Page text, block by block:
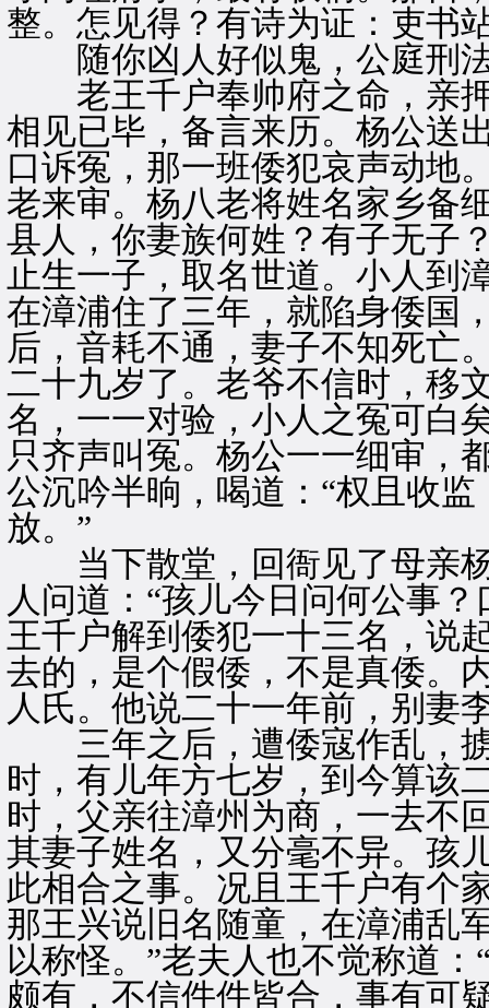
整。怎见得？有诗为证：吏书
随你凶人好似鬼，公庭刑
老王千户奉帅府之命，亲押
相见已毕，备言来历。杨公送
口诉冤，那一班倭犯哀声动地
老来审。杨八老将姓名家乡备
县人，你妻族何姓？有子无子
止生一子，取名世道。小人到
在漳浦住了三年，就陷身倭国
后，音耗不通，妻子不知死亡
二十九岁了。老爷不信时，移
名，一一对验，小人之冤可白
只齐声叫冤。杨公一一细审，
公沉吟半晌，喝道：“权且收
放。”
当下散堂，回衙见了母亲杨
人问道：“孩儿今日问何公事
王千户解到倭犯一十三名，说
去的，是个假倭，不是真倭。
人氏。他说二十一年前，别妻
三年之后，遭倭寇作乱，掳
时，有儿年方七岁，到今算该
时，父亲往漳州为商，一去不
其妻子姓名，又分毫不异。孩
此相合之事。况且王千户有个
那王兴说旧名随童，在漳浦乱
以称怪。”老夫人也不觉称道
颇有，不信件件皆合，事有可